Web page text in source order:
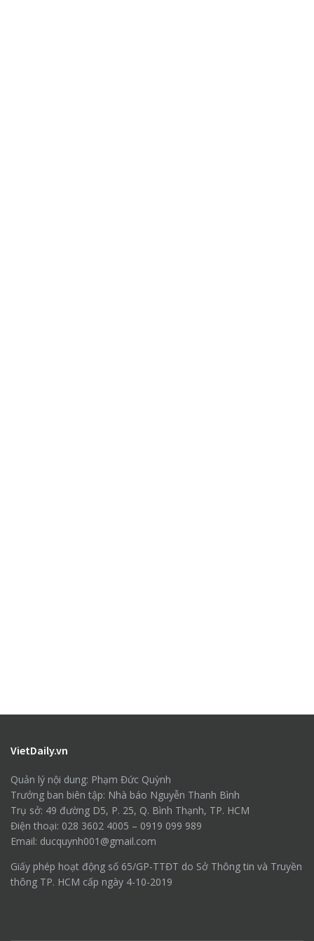
VietDaily.vn
Quản lý nội dung: Phạm Đức Quỳnh
Trưởng ban biên tập: Nhà báo Nguyễn Thanh Bình
Trụ sở: 49 đường D5, P. 25, Q. Bình Thạnh, TP. HCM
Điện thoại: 028 3602 4005 – 0919 099 989
Email: ducquynh001@gmail.com
Giấy phép hoạt động số 65/GP-TTĐT do Sở Thông tin và Truyền
thông TP. HCM cấp ngày 4-10-2019